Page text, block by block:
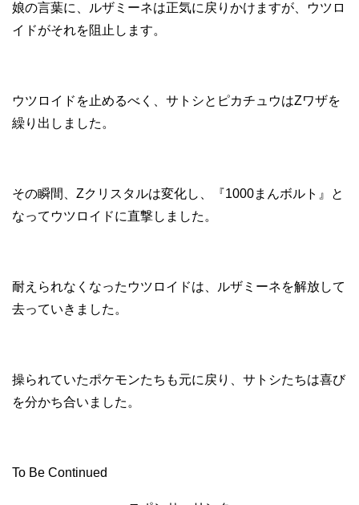
娘の言葉に、ルザミーネは正気に戻りかけますが、ウツロ
イドがそれを阻止します。
ウツロイドを止めるべく、サトシとピカチュウはZワザを
繰り出しました。
その瞬間、Zクリスタルは変化し、『1000まんボルト』と
なってウツロイドに直撃しました。
耐えられなくなったウツロイドは、ルザミーネを解放して
去っていきました。
操られていたポケモンたちも元に戻り、サトシたちは喜び
を分かち合いました。
To Be Continued